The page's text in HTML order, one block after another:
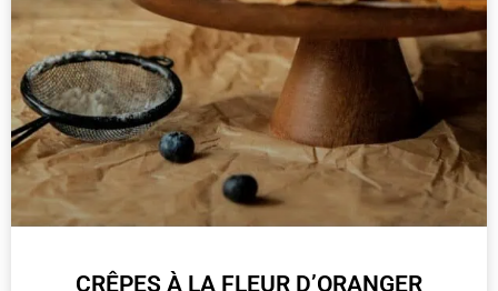
CRÊPES À LA FLEUR D’ORANGER